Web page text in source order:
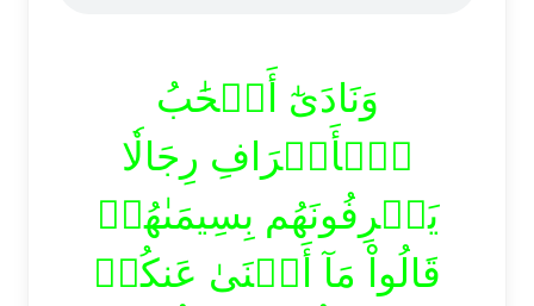
وَنَادَىٰٓ أَصۡحَٰبُ
ٱلۡأَعۡرَافِ رِجَالٗا
يَعۡرِفُونَهُم بِسِيمَىٰهُمۡ
قَالُواْ مَآ أَغۡنَىٰ عَنكُمۡ